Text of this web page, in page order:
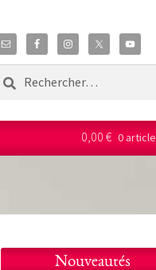
0,00 € 0 article
Nouveautés